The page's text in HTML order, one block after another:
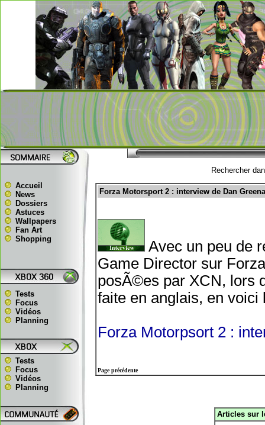
Accueil
News
Dossiers
Astuces
Wallpapers
Fan Art
Shopping
Tests
Focus
Vidéos
Planning
Tests
Focus
Vidéos
Planning
Rechercher
Forza Motorsport 2 : interview de Dan
Avec un peu de
Game Director sur
posÃ©es par XCN, lors
faite en anglais, en
Forza Motorpsort 2 :
Page précédente
Articles sur